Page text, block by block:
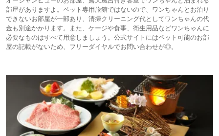
部屋がありますよ。ペット専用旅館ではないので、ワンちゃんとお泊り
できないお部屋が一部あり、清掃クリーニング代としてワンちゃんの代
金も別途かかります。また、ケージや食事、衛生用品などワンちゃんに
必要なものはすべて用意しましょう。公式サイトにはペット可能のお部
屋の記載がないため、フリーダイヤルでお問い合わせが◎。